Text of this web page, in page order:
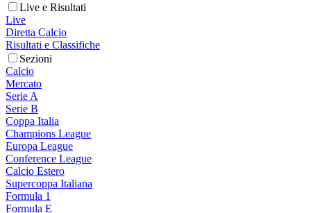
Live e Risultati
Live
Diretta Calcio
Risultati e Classifiche
Sezioni
Calcio
Mercato
Serie A
Serie B
Coppa Italia
Champions League
Europa League
Conference League
Calcio Estero
Supercoppa Italiana
Formula 1
Formula E